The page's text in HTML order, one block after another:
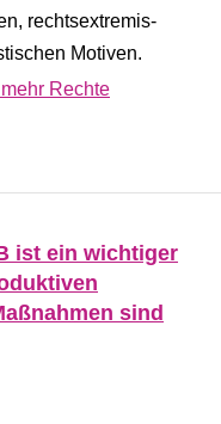
rechtsextremis­
Motiven.
Rechte
ist ein wichtiger
sind